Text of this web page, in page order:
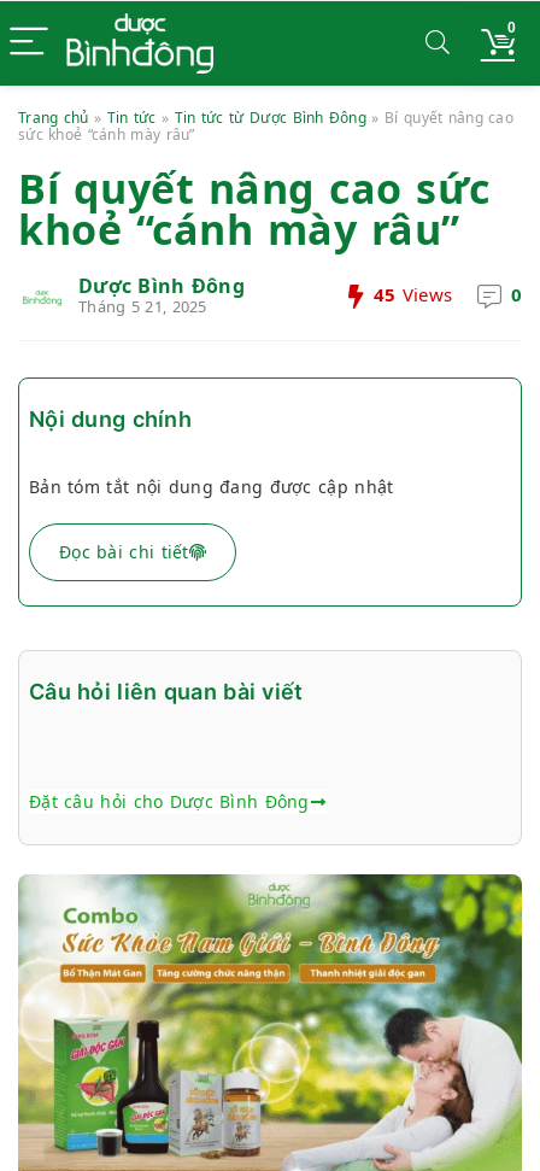
0
Trang chủ » Tin tức » Tin tức từ Dược Bình Đông» Bí quyết nâng cao
sức khoẻ “cánh mày râu”
Bí quyết nâng cao sức
khoẻ “cánh mày râu”
Dược Bình Đông
Tháng 5 21, 2025 45 Views 0
Nội dung chính
Bản tóm tắt nội dung đang được cập nhật
Đọc bài chi tiết
Câu hỏi liên quan bài viết
Đặt câu hỏi cho Dược Bình Đông